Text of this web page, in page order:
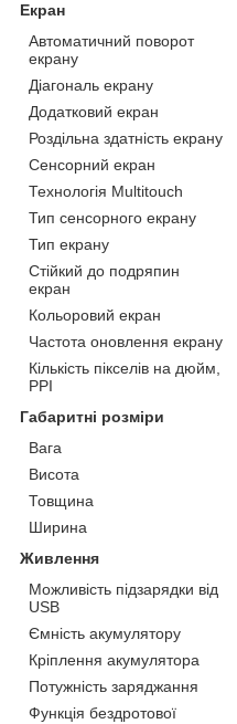
Екран
Автоматичний поворот
екрану
Діагональ екрану
Додатковий екран
Роздільна здатність екрану
Сенсорний екран
Технологія Multitouch
Тип сенсорного екрану
Тип екрану
Стійкий до подряпин
екран
Кольоровий екран
Частота оновлення екрану
Кількість пікселів на дюйм,
PPI
Габаритні розміри
Вага
Висота
Товщина
Ширина
Живлення
Можливість підзарядки від
USB
Ємність акумулятору
Кріплення акумулятора
Потужність заряджання
Функція бездротової